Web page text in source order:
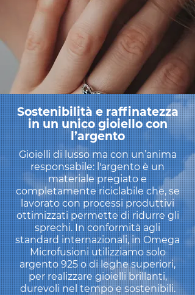
Sostenibilità e raffinatezza
in un unico gioiello con
l’argento
Gioielli di lusso ma con un’anima
responsabile: l'argento è un
materiale pregiato e
completamente riciclabile che, se
lavorato con processi produttivi
ottimizzati permette di ridurre gli
sprechi. In conformità agli
standard internazionali, in Omega
Microfusioni utilizziamo solo
argento 925 o di leghe superiori,
per realizzare gioielli brillanti,
durevoli nel tempo e sostenibili.